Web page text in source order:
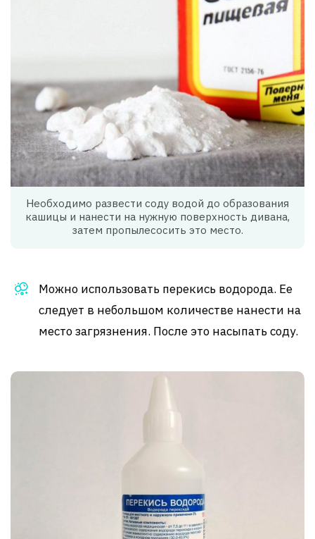
Необходимо развести соду водой до образования
кашицы и нанести на нужную поверхность дивана,
затем пропылесосить это место.
Можно использовать перекись водорода. Ее
следует в небольшом количестве нанести на
место загрязнения. После это насыпать соду.